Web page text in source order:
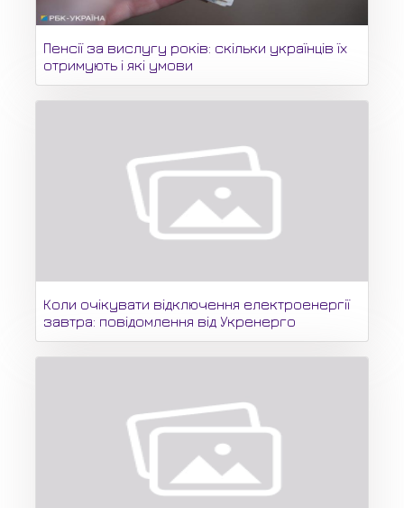
Пенсії за вислугу років: скільки українців їх
отримують і які умови
Коли очікувати відключення електроенергії
завтра: повідомлення від Укренерго